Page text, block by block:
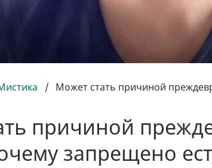
/ Может стать причиной
причиной
запрещено